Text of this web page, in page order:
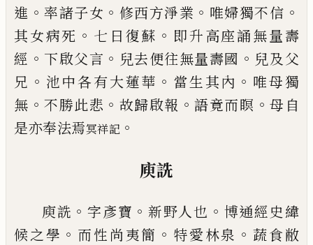
進 。率諸子女 。 修西方淨業 。 唯婦獨不信 。
其女病死 。 七日復蘇 。 即升高座誦無量壽
經 。 下啟父言 。 兒去便往無量壽國 。 兒及父
兄 。 池中各有大蓮華 。 當生其內 。 唯母獨
無 。不勝此悲 。 故歸啟報 。語竟而瞑 。母自
是亦奉法焉冥祥記 。
庾詵
庾詵 。 字彥寶 。新野人也 。 博通經史緯
候之學 。 而性尚夷簡 。 特愛林泉 。 蔬食敝